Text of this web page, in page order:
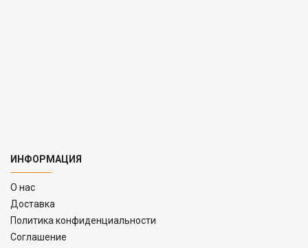
ИНФОРМАЦИЯ
O нас
Доставка
Политика конфиденциальности
Соглашение